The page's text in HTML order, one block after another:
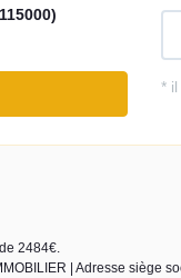
2484€.
| Adresse siège